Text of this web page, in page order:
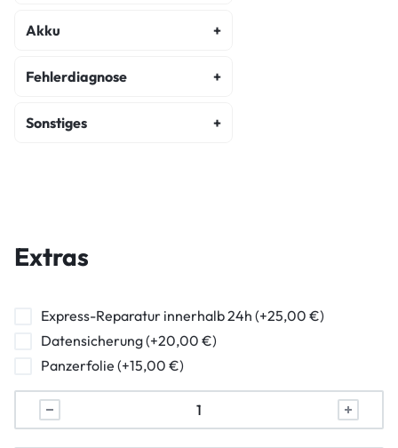
Display Reparatur
Akku
Akku Austausch
Fehlerdiagnose
Fehlerdiagnose
Sonstiges
Powerbutton Reparatur
Ladebuchse Raparatur
Kopfhörerbuchse Reparatur
Lautsprecher Reparatur
Extras
Express-Reparatur innerhalb 24h (+25,00 €)
Datensicherung (+20,00 €)
Panzerfolie (+15,00 €)